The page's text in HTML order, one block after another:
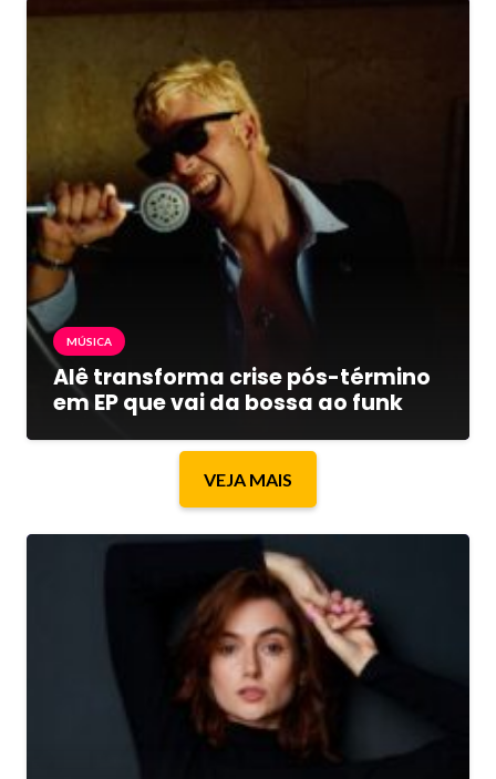
MÚSICA
Alê transforma crise pós-término
em EP que vai da bossa ao funk
VEJA MAIS